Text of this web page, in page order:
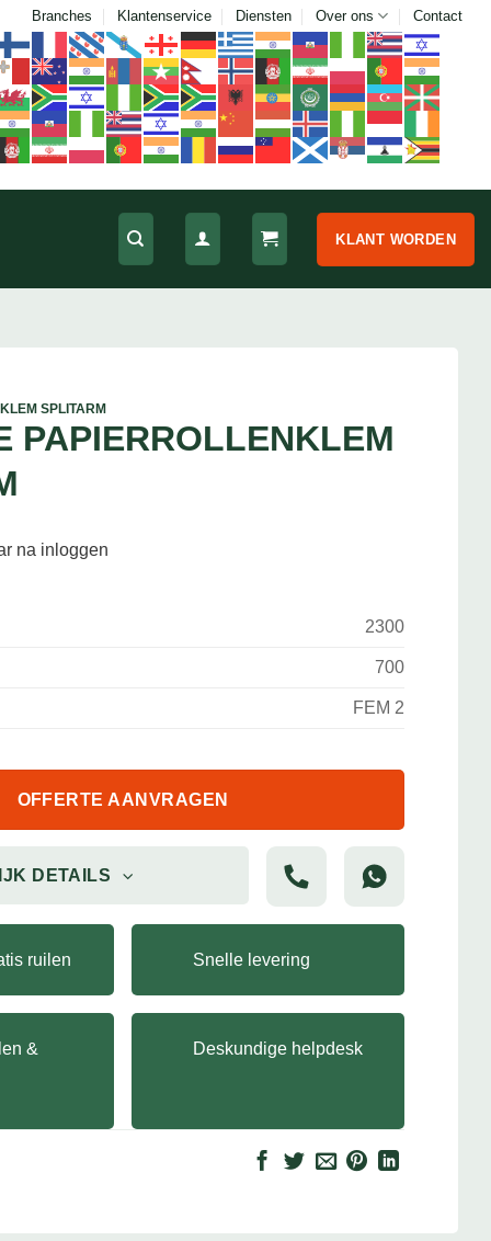
Branches Klantenservice Diensten Over ons Contact
KLANT WORDEN
SPLITARM
PAPIERROLLENKLEM
na inloggen
2300
700
FEM 2
OFFERTE AANVRAGEN
DETAILS
ruilen Snelle levering
&
Deskundige helpdesk